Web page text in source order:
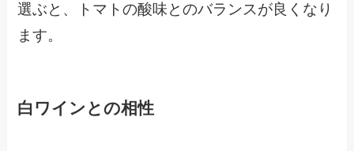
選ぶと、トマトの酸味とのバランスが良くなり
ます。
白ワインとの相性